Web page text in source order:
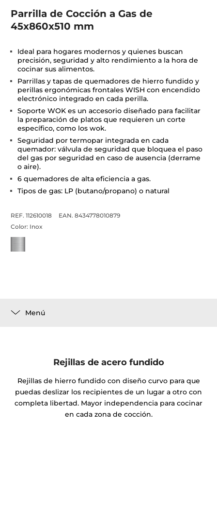
Parrilla de Cocción a Gas de
45x860x510 mm
Ideal para hogares modernos y quienes buscan
precisión, seguridad y alto rendimiento a la hora de
cocinar sus alimentos.
Parrillas y tapas de quemadores de hierro fundido y
perillas ergonómicas frontales WISH con encendido
electrónico integrado en cada perilla.
Soporte WOK es un accesorio diseñado para facilitar
la preparación de platos que requieren un corte
específico, como los wok.
Seguridad por termopar integrada en cada
quemador: válvula de seguridad que bloquea el paso
del gas por seguridad en caso de ausencia (derrame
o aire).
6 quemadores de alta eficiencia a gas.
Tipos de gas: LP (butano/propano) o natural
REF. 112610018
EAN. 8434778010879
Color: Inox
Menú
Rejillas de acero fundido
Rejillas de hierro fundido con diseño curvo para que
puedas deslizar los recipientes de un lugar a otro con
completa libertad. Mayor independencia para cocinar
en cada zona de cocción.